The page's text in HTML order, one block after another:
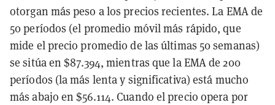
otorgan más peso a los precios recientes. La EMA de
50 períodos (el promedio móvil más rápido, que
mide el precio promedio de las últimas 50 semanas)
se sitúa en $87.394, mientras que la EMA de 200
períodos (la más lenta y significativa) está mucho
más abajo en $56.114. Cuando el precio opera por